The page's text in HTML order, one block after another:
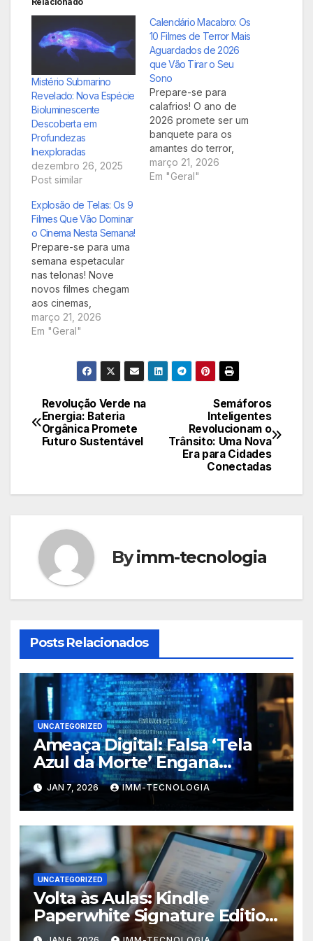
Mistério Submarino
Revelado: Nova Espécie
Bioluminescente
Descoberta em
Profundezas
Inexploradas
dezembro 26, 2025
Post similar
Calendário Macabro: Os
10 Filmes de Terror Mais
Aguardados de 2026
que Vão Tirar o Seu
Sono
Prepare-se para
calafrios! O ano de
2026 promete ser um
banquete para os
amantes do terror,
com uma safra de
produções que
março 21, 2026
Em "Geral"
Explosão de Telas: Os 9
Filmes Que Vão Dominar
o Cinema Nesta Semana!
Prepare-se para uma
semana espetacular
nas telonas! Nove
novos filmes chegam
aos cinemas,
prometendo uma
dose de aventura,
muita emoção. De
épicas jornadas
dramas tocantes e
comédias imperdíveis,
há algo para todos os
gostos neste festival
março 21, 2026
Em "Geral"
Navegação
de
Semáforos
Inteligentes
Revolucionam o
Trânsito: Uma Nova
Era para Cidades
Conectadas
Revolução Verde na
Energia: Bateria
Orgânica Promete
Futuro Sustentável
Byimm-tecnologia
Posts Relacionados
UNCATEGORIZED
Ameaça Digital: Falsa ‘Tela
Azul da Morte’ Engana
Usuários do Windows e
Espalha Malware
JAN 7, 2026 IMM-TECNOLOGIA
UNCATEGORIZED
Volta às Aulas: Kindle
Paperwhite Signature Edition
com Desconto Imperdível